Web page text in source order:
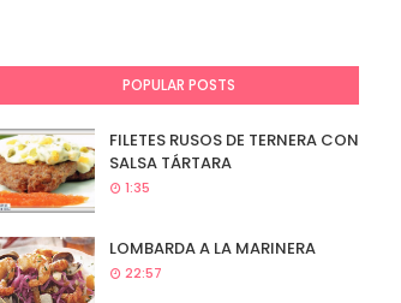
POPULAR POSTS
FILETES RUSOS DE TERNERA CON
SALSA TÁRTARA
1:35
LOMBARDA A LA MARINERA
22:57